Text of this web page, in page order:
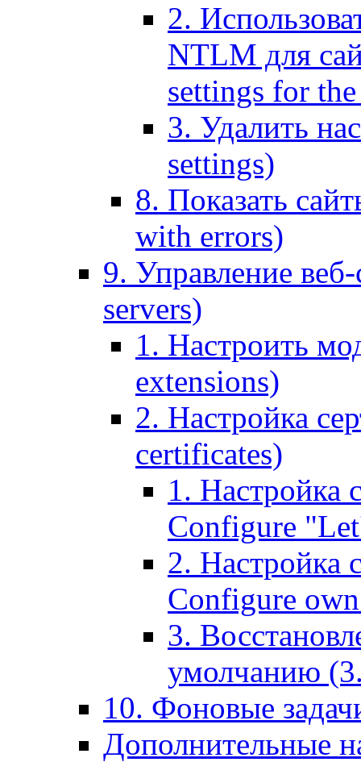
2.
NTLM для
settings for
3. Удалить
settings)
8. Показать
with errors)
9. Управление
servers)
1. Настроить
extensions)
2. Настройка
certificates)
1. Настройка
Configure
2. Настройка
Configure
3.
умолчанию
10. Фоновые
Дополнительные